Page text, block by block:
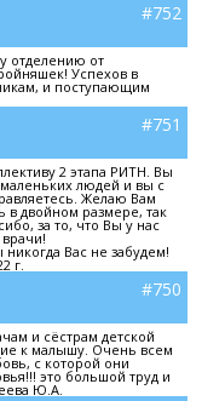
#752
отделению от
Успехов в
и поступающим
#751
2 этапа РИТН. Вы
людей и вы с
Желаю Вам
в двойном размере, так
за то, что Вы у нас
Вас не забудем!
г.
#750
и сёстрам детской
к малышу. Очень всем
с которой они
это большой труд и
Ю.А.